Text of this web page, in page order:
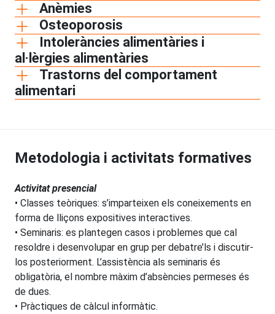
Anèmies
Osteoporosis
Intoleràncies alimentàries i
al·lèrgies alimentàries
Trastorns del comportament
alimentari
Metodologia i activitats formatives
Activitat presencial
• Classes teòriques: s’imparteixen els coneixements en
forma de lliçons expositives interactives.
• Seminaris: es plantegen casos i problemes que cal
resoldre i desenvolupar en grup per debatre’ls i discutir-
los posteriorment. L’assistència als seminaris és
obligatòria, el nombre màxim d’absències permeses és
de dues.
• Pràctiques de càlcul informàtic.